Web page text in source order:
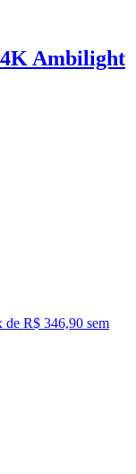
Ambilight
de R$ 346,90 sem